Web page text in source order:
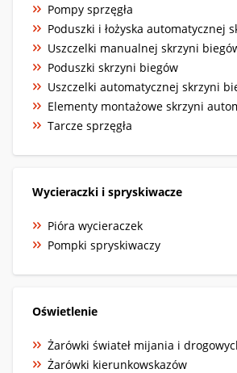
Pompy sprzęgła
Poduszki i łożyska automatycznej
Uszczelki manualnej skrzyni
Poduszki skrzyni biegów
Uszczelki automatycznej skrzyni
Elementy montażowe skrzyni
Tarcze sprzęgła
Wycieraczki i spryskiwacze
Pióra wycieraczek
Pompki spryskiwaczy
Oświetlenie
Żarówki świateł mijania i
Żarówki kierunkowskazów